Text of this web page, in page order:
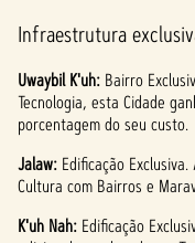
Infraestrutura
Uwaybil K'uh: Bairro
Tecnologia, esta Cidade
porcentagem do seu custo.
Jalaw: Edificação
Cultura com Bairros e
K'uh Nah: Edificação